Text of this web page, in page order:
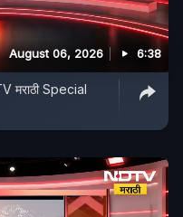
August 06, 2026 6:38